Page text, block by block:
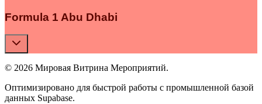
Formula 1 Abu Dhabi
© 2026 Мировая Витрина Мероприятий.
Оптимизировано для быстрой работы с промышленной базой
данных Supabase.